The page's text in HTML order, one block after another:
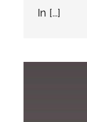
In [...]